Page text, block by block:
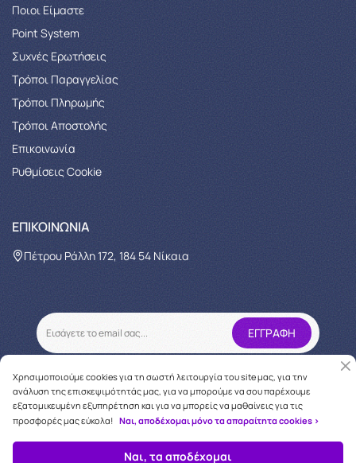
Ποιοι Είμαστε
Point System
Συχνές Ερωτήσεις
Τρόποι Παραγγελίας
Tρόποι Πληρωμής
Τρόποι Αποστολής
Επικοινωνία
Ρυθμίσεις Cookie
ΕΠΙΚΟΙΝΩΝΊΑ
Πέτρου Ράλλη 172, 184 54 Νίκαια
Χρησιμοποιούμε cookies για τη σωστή λειτουργία του site μας, για την
ανάλυση της επισκεψιμότητάς μας, για να μπορούμε να σου παρέχουμε
εξατομικευμένη εξυπηρέτηση και για να μπορείς να μαθαίνεις για τις
προσφορές μας εύκολα! Ναι, αποδέχομαι μόνο τα απαραίτητα cookies >
Ναι, τα αποδέχομαι